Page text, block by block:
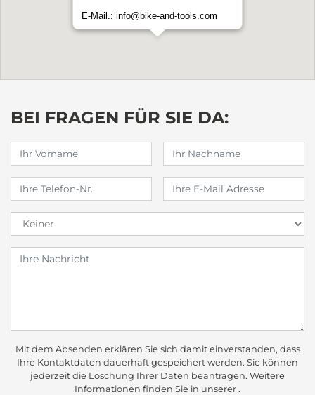
E-Mail.: info@bike-and-tools.com
BEI FRAGEN FÜR SIE DA:
Mit dem Absenden erklären Sie sich damit einverstanden, dass
Ihre Kontaktdaten dauerhaft gespeichert werden. Sie können
jederzeit die Löschung Ihrer Daten beantragen. Weitere
Informationen finden Sie in unserer .